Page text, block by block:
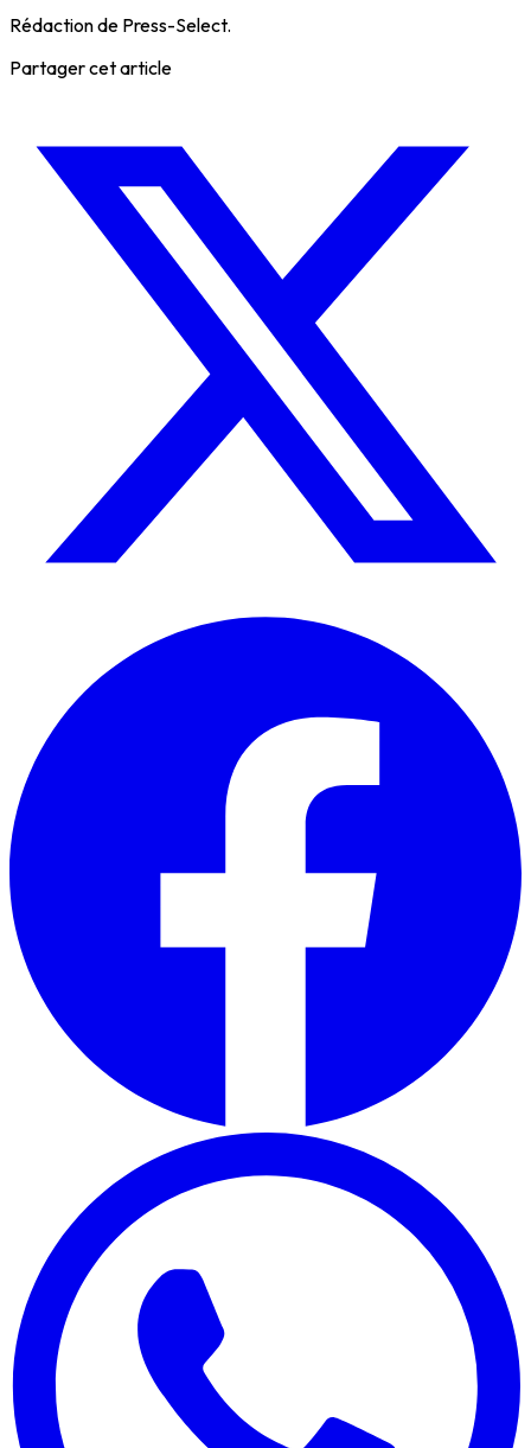
Rédaction de Press-Select.
Partager cet article